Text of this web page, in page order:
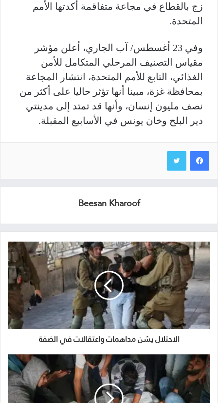
زج بالقطاع في مجاعة متفاقمة أكدتها الأمم
المتحدة.
وفي 23 أغسطس/ آب الجاري، أعلن مؤشر
مقياس التصنيف المرحلي المتكامل للأمن
الغذائي، التابع للأمم المتحدة، انتشار المجاعة
بمحافظة غزة، مبينا أنها تؤثر حاليا على أكثر من
نصف مليون إنسان، وأنها قد تمتد إلى مدينتي
دير البلح وخان يونس في الأسابيع المقبلة.
Beesan Kharoof
الاحتلال يشن مداهمات واعتقالات في الضفة